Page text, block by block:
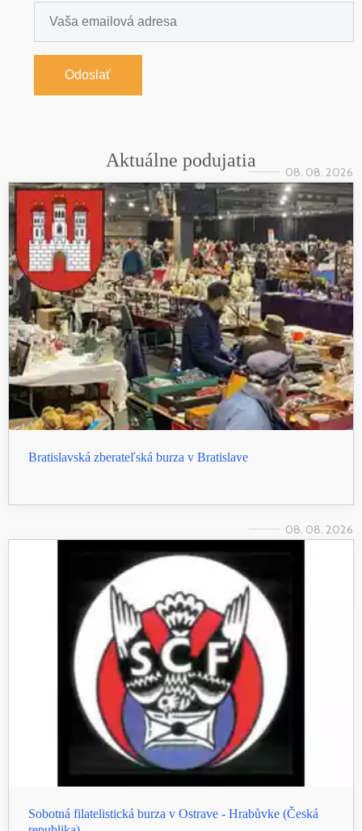
Odoslať
Aktuálne podujatia
08. 08. 2026
Bratislavská zberateľská burza v Bratislave
08. 08. 2026
Sobotná filatelistická burza v Ostrave - Hrabůvke (Česká